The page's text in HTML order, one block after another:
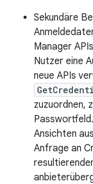
Sekundäre
Manager
Nutzer eine
neue APIs
zuzuordnen,
Ansichten
Anfrage an